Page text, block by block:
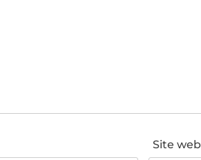
Site web